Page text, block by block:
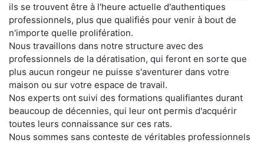
ils se trouvent être à l'heure actuelle d'authentiques
professionnels, plus que qualifiés pour venir à bout de
n'importe quelle prolifération.
Nous travaillons dans notre structure avec des
professionnels de la dératisation, qui feront en sorte que
plus aucun rongeur ne puisse s'aventurer dans votre
maison ou sur votre espace de travail.
Nos experts ont suivi des formations qualifiantes durant
beaucoup de décennies, qui leur ont permis d'acquérir
toutes leurs connaissance sur ces rats.
Nous sommes sans conteste de véritables professionnels